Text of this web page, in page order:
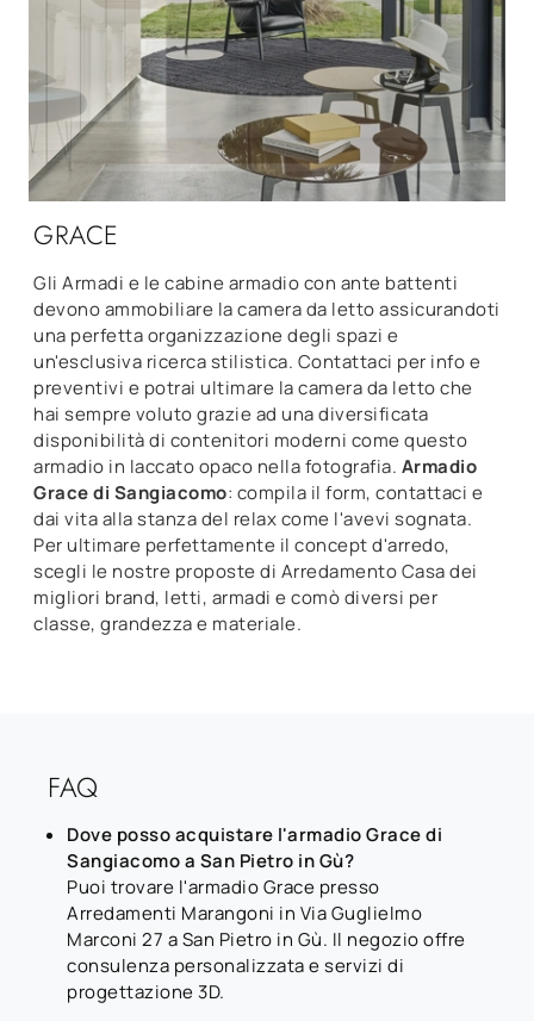
GRACE
Gli Armadi e le cabine armadio con ante battenti
devono ammobiliare la camera da letto assicurandoti
una perfetta organizzazione degli spazi e
un'esclusiva ricerca stilistica. Contattaci per info e
preventivi e potrai ultimare la camera da letto che
hai sempre voluto grazie ad una diversificata
disponibilità di contenitori moderni come questo
armadio in laccato opaco nella fotografia. Armadio
Grace di Sangiacomo: compila il form, contattaci e
dai vita alla stanza del relax come l'avevi sognata.
Per ultimare perfettamente il concept d'arredo,
scegli le nostre proposte di Arredamento Casa dei
migliori brand, letti, armadi e comò diversi per
classe, grandezza e materiale.
FAQ
Dove posso acquistare l'armadio Grace di
Sangiacomo a San Pietro in Gù?
Puoi trovare l'armadio Grace presso
Arredamenti Marangoni in Via Guglielmo
Marconi 27 a San Pietro in Gù. Il negozio offre
consulenza personalizzata e servizi di
progettazione 3D.